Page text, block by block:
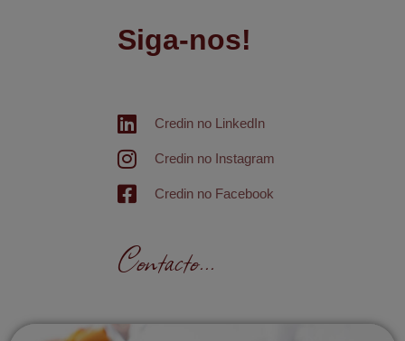
Siga-nos!
Credin no LinkedIn
Credin no Instagram
Credin no Facebook
Contacto...